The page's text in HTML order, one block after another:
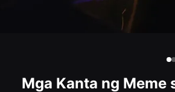
Mga Kanta ng Meme